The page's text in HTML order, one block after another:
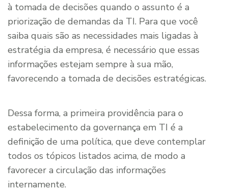
à tomada de decisões quando o assunto é a
priorização de demandas da TI. Para que você
saiba quais são as necessidades mais ligadas à
estratégia da empresa, é necessário que essas
informações estejam sempre à sua mão,
favorecendo a tomada de decisões estratégicas.
Dessa forma, a primeira providência para o
estabelecimento da governança em TI é a
definição de uma política, que deve contemplar
todos os tópicos listados acima, de modo a
favorecer a circulação das informações
internamente.